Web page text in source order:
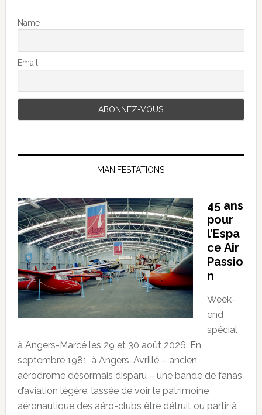
Name
Email
MANIFESTATIONS
45 ans
pour
l’Espa
ce Air
Passio
n
Week-
end
spécial
à Angers-Marcé les 29 et 30 août 2026. En
septembre 1981, à Angers-Avrillé – ancien
aérodrome désormais disparu – une bande de fanas
d’aviation légère, lassée de voir le patrimoine
aéronautique des aéro-clubs être détruit ou partir à